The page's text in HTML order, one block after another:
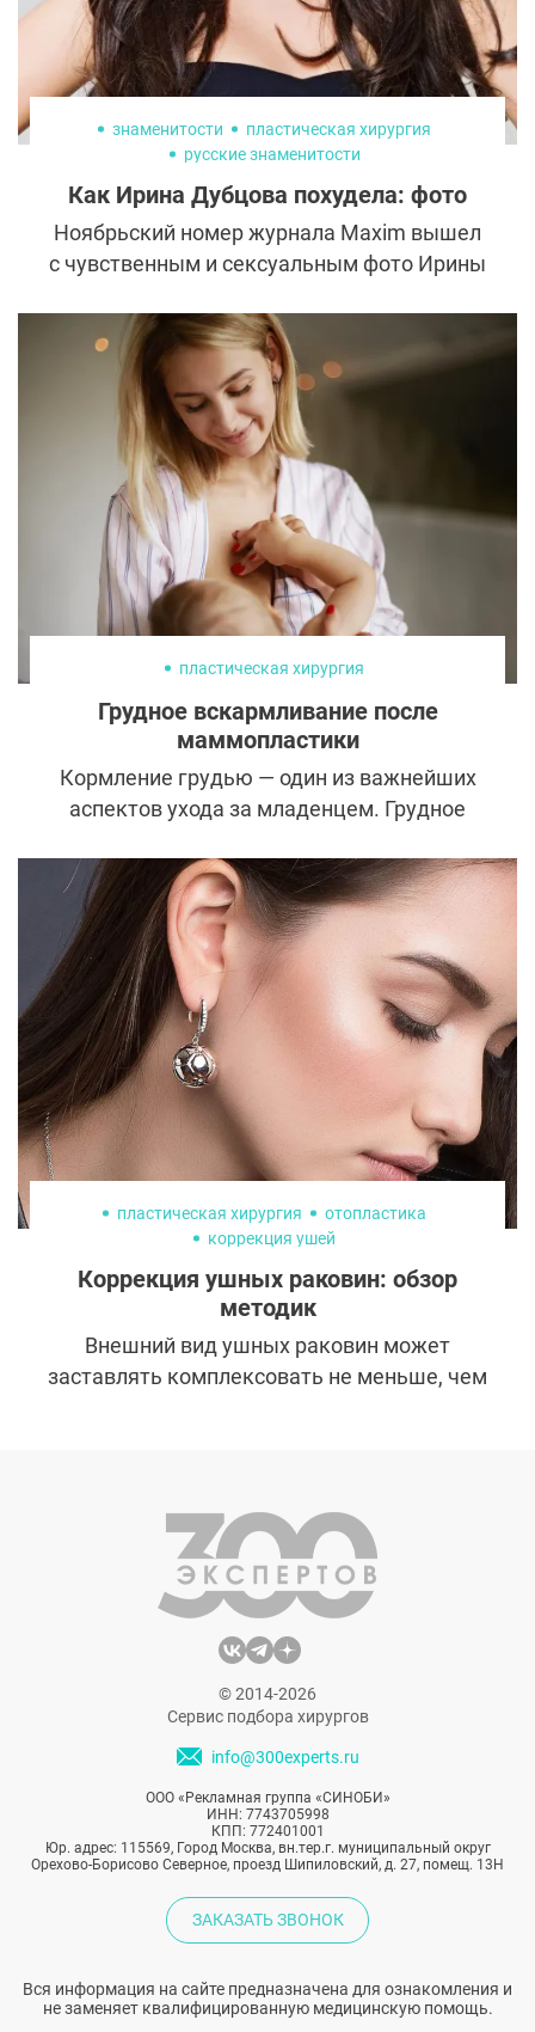
знаменитости
пластическая хирургия
русские знаменитости
Как Ирина Дубцова похудела: фото
Ноябрьский номер журнала Maxim вышел
с чувственным и сексуальным фото Ирины
восхищаются роскошными формами
стройной певицы и жаждут узнать секрет
ее красоты и преображения. Артистка не
скрывает, что без помощи пластических
хирургов не обошлась. Операции не только
помогли ей заполучить желанные изгибы,
но и обрести гармонию со своим телом.
пластическая хирургия
Грудное вскармливание после
маммопластики
Кормление грудью — один из важнейших
аспектов ухода за младенцем. Грудное
обеспечивает его организм нужными
веществами и помогает установить
прочную привязанность с мамой. Именно
поэтому вопрос о возможности лактации
после маммопластики часто звучит на
консультации у пластического хирурга.
Разбираемся, нужно ли отказываться от
грудного вскармливания при наличии
имплантов.
пластическая хирургия
отопластика
коррекция ушей
Коррекция ушных раковин: обзор
методик
Внешний вид ушных раковин может
заставлять комплексовать не меньше, чем
медицины существует несколько
проверенных методик.
© 2014-2026
Сервис подбора хирургов
info@300experts.ru
ООО «Рекламная группа «СИНОБИ»
ИНН: 7743705998
КПП: 772401001
Юр. адрес: 115569, Город Москва, вн.тер.г. муниципальный округ
Орехово-Борисово Северное, проезд Шипиловский, д. 27, помещ. 13Н
ЗАКАЗАТЬ ЗВОНОК
Вся информация на сайте предназначена для ознакомления и
не заменяет квалифицированную медицинскую помощь.